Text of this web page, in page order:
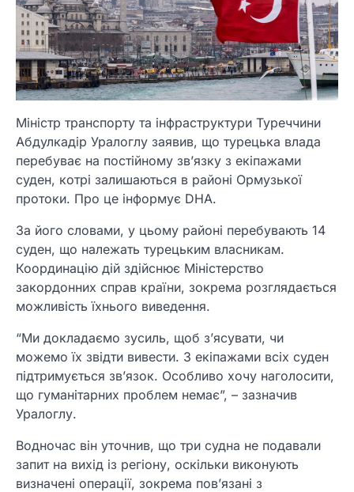
Міністр транспорту та інфраструктури Туреччини
Абдулкадір Уралоглу заявив, що турецька влада
перебуває на постійному зв’язку з екіпажами
суден, котрі залишаються в районі Ормузької
протоки. Про це інформує DHA.
За його словами, у цьому районі перебувають 14
суден, що належать турецьким власникам.
Координацію дій здійснює Міністерство
закордонних справ країни, зокрема розглядається
можливість їхнього виведення.
“Ми докладаємо зусиль, щоб з’ясувати, чи
можемо їх звідти вивести. З екіпажами всіх суден
підтримується зв’язок. Особливо хочу наголосити,
що гуманітарних проблем немає”, – зазначив
Уралоглу.
Водночас він уточнив, що три судна не подавали
запит на вихід із регіону, оскільки виконують
визначені операції, зокрема пов’язані з